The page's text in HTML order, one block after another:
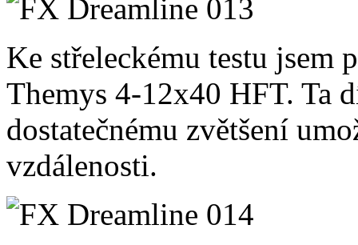
Ke střeleckému testu
Themys 4-12x40 HFT. Ta
dostatečnému zvětšení
vzdálenosti.